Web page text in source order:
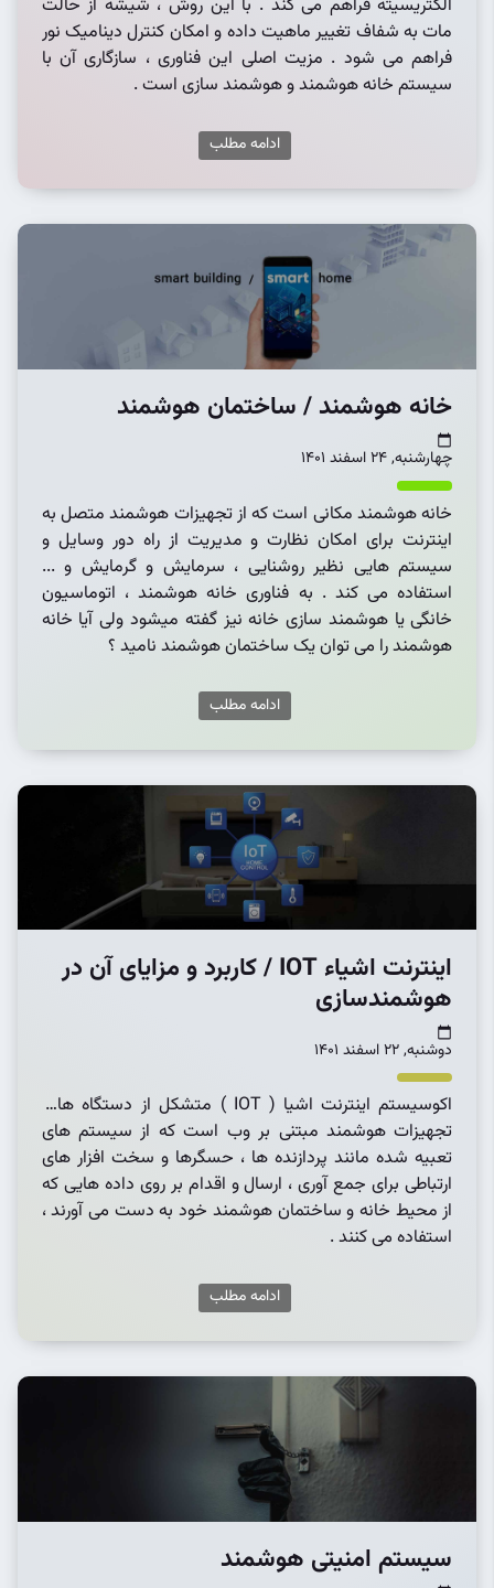
الکتریسیته فراهم می کند . با این روش ، شیشه از حالت
مات به شفاف تغییر ماهیت داده و امکان کنترل دینامیک نور
فراهم می شود . مزیت اصلی این فناوری ، سازگاری آن با
سیستم خانه هوشمند و هوشمند سازی است .
ادامه مطلب
خانه هوشمند / ساختمان هوشمند
چهارشنبه, 24 اسفند 1401
خانه هوشمند مکانی است که از تجهیزات هوشمند متصل به
اینترنت برای امکان نظارت و مدیریت از راه دور وسایل و
سیستم هایی نظیر روشنایی ، سرمایش و گرمایش و ...
استفاده می کند . به فناوری خانه هوشمند ، اتوماسیون
خانگی یا هوشمند سازی خانه نیز گفته میشود ولی آیا خانه
هوشمند را می توان یک ساختمان هوشمند نامید ؟
ادامه مطلب
اینترنت اشیاء IOT / کاربرد و مزایای آن در
هوشمندسازی
دوشنبه, 22 اسفند 1401
اکوسیستم اینترنت اشیا ( IOT ) متشکل از دستگاه ها و
تجهیزات هوشمند مبتنی بر وب است که از سیستم های
تعبیه شده مانند پردازنده ها ، حسگرها و سخت افزار های
ارتباطی برای جمع آوری ، ارسال و اقدام بر روی داده هایی که
از محیط خانه و ساختمان هوشمند خود به دست می آورند ،
استفاده می کنند .
ادامه مطلب
سیستم امنیتی هوشمند